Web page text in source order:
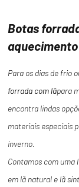
Botas
Para os dias de frio
forrada com lãpara
encontra lindas
materiais especiais
inverno.
Contamos com uma
em lã natural e lã